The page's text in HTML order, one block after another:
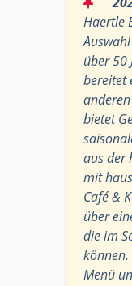
Haertle
über 50
bereitet
bietet
aus der
mit
Café &
über
die im
Menü